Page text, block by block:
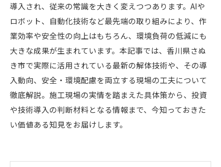
導入され、従来の常識を大きく変えつつあります。AIや
ロボット、自動化技術など最先端の取り組みにより、作
業効率や安全性の向上はもちろん、環境負荷の低減にも
大きな成果が生まれています。本記事では、香川県さぬ
き市で実際に活用されている最新の解体技術や、その導
入動向、安全・環境配慮を両立する現場の工夫について
徹底解説。施工現場の実情を踏まえた具体策から、投資
や技術導入の判断材料となる情報まで、今知っておきた
い価値ある知見をお届けします。